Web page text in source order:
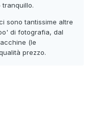
sono tantissime altre
di fotografia, dal
(le
prezzo.